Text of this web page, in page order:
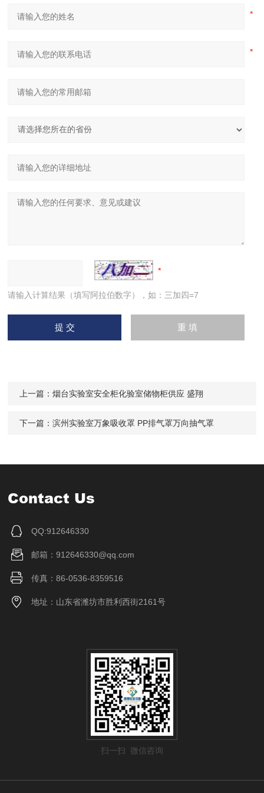
请输入计算结果（填写阿拉伯数字），如：三加四=7
上一篇：烟台实验室安全柜化验室储物柜供应 盛翔
下一篇：滨州实验室万象吸收罩 PP排气罩万向抽气罩
Contact Us
QQ:912646330
邮箱：912646330@qq.com
传真：86-0536-8359516
地址：山东省潍坊市胜利西街2161号
扫一扫 微信咨询